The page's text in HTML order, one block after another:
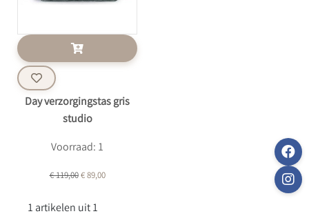
Day verzorgingstas gris
studio
Voorraad: 1
€ 119,00€ 89,00
1 artikelen uit 1